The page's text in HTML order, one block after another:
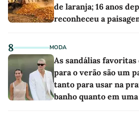
de laranja; 16 anos
reconheceu a
8 MODA
As sandálias
para o verão são um
tanto para usar na
banho quanto em